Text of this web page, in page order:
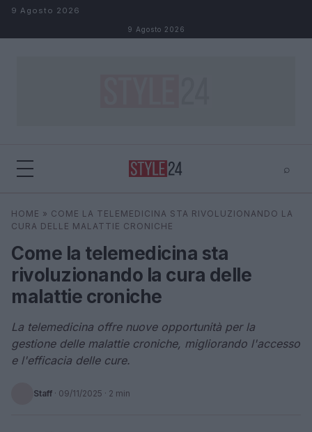
Salta al contenuto
9 Agosto 2026
9 Agosto 2026
⌕
Cerca ⌕ ×
HOME » COME LA TELEMEDICINA STA RIVOLUZIONANDO LA
CURA DELLE MALATTIE CRONICHE
Come la telemedicina sta
rivoluzionando la cura delle
malattie croniche
La telemedicina offre nuove opportunità per la
gestione delle malattie croniche, migliorando l'accesso
e l'efficacia delle cure.
Staff · 09/11/2025 · 2 min